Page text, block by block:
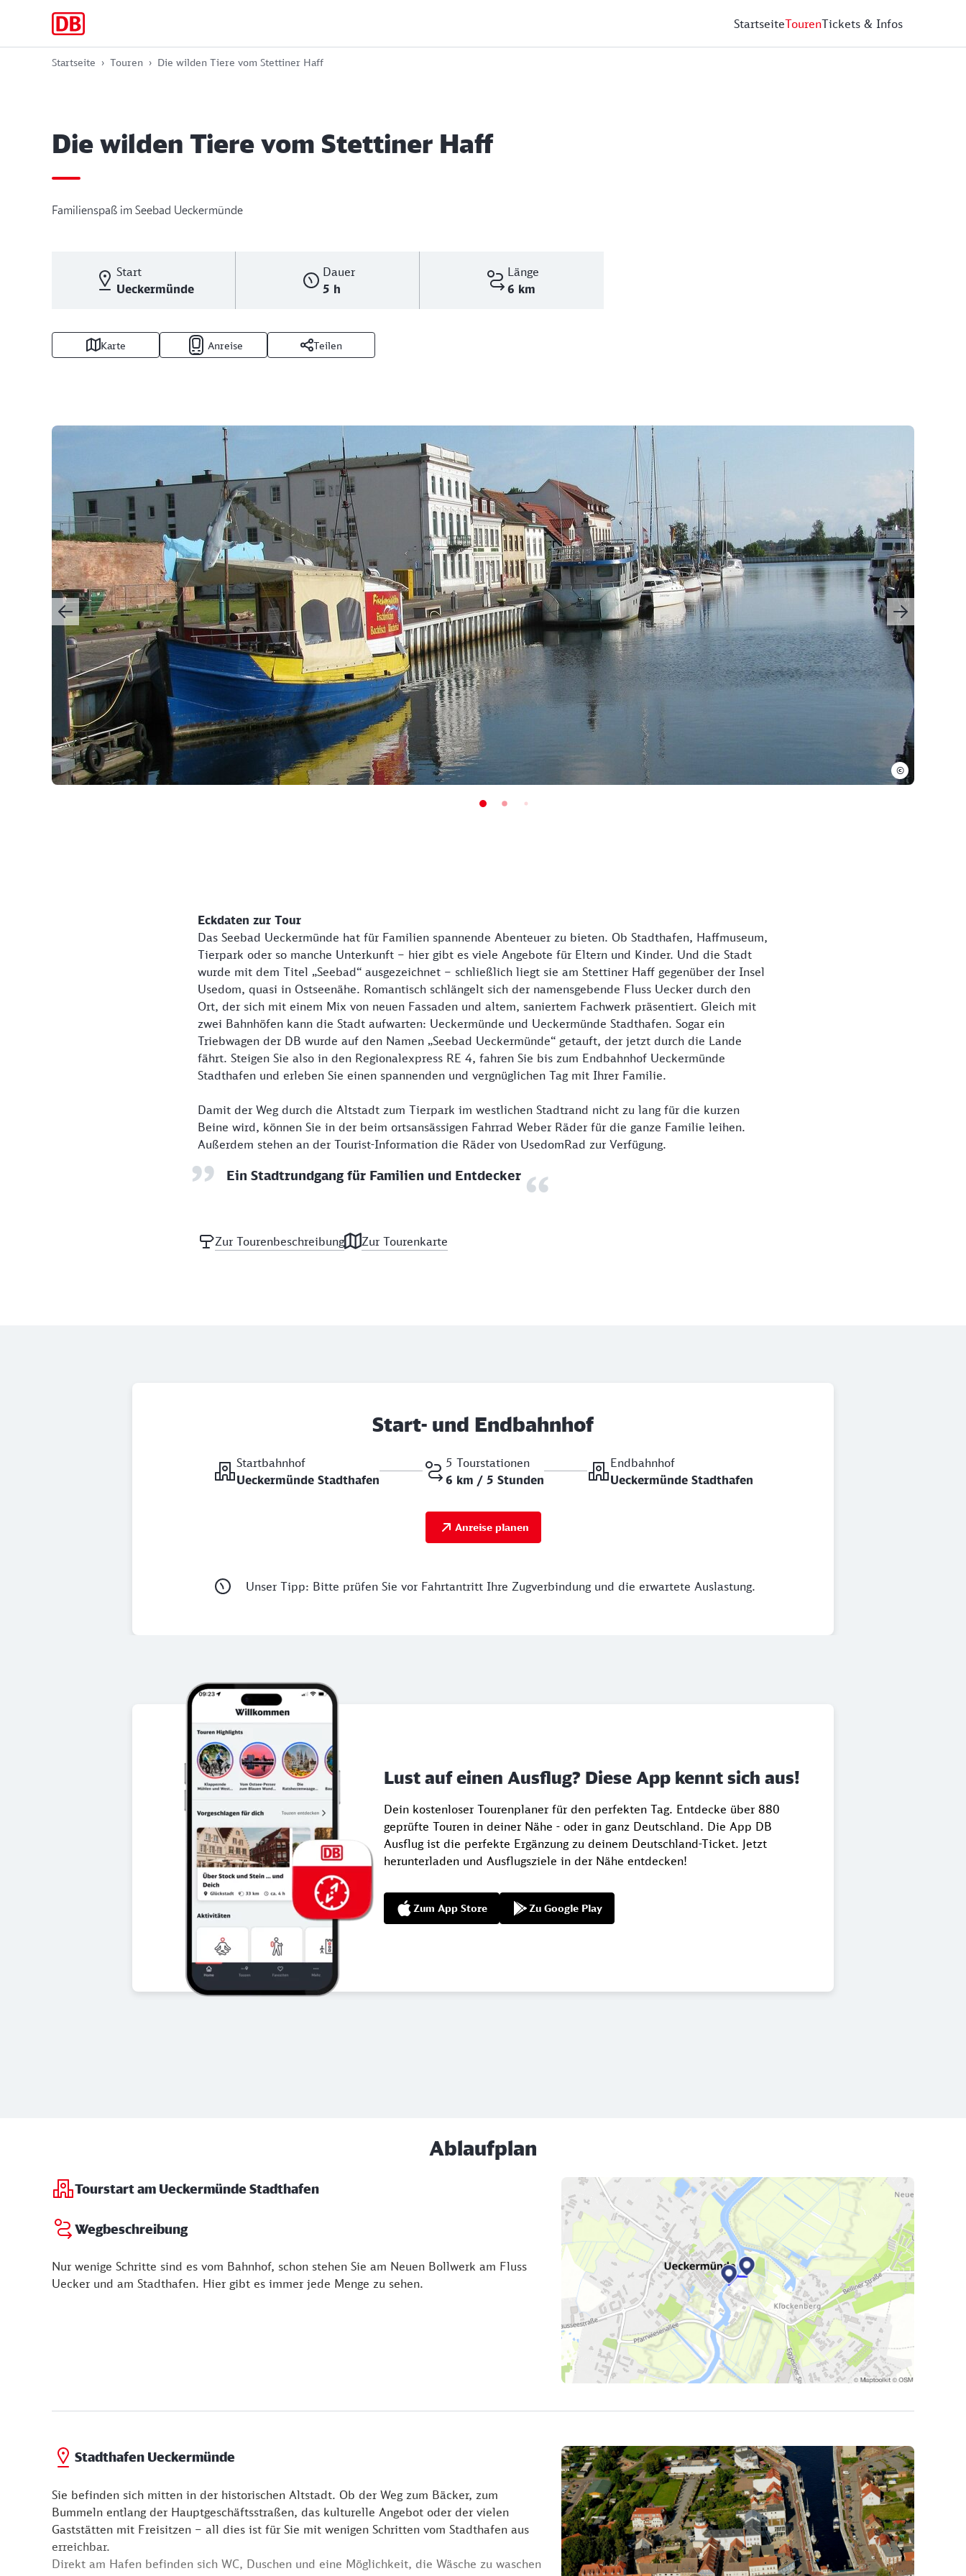
StartseiteTourenTickets & Infos
Startseite Touren Die wilden Tiere vom Stettiner Haff
Die wilden Tiere vom Stettiner Haff
Familienspaß im Seebad Ueckermünde
Start
Ueckermünde
Dauer
5 h
Länge
6 km
Karte Anreise Teilen
©
Eckdaten zur Tour
Das Seebad Ueckermünde hat für Familien spannende Abenteuer zu bieten. Ob Stadthafen, Haffmuseum,
Tierpark oder so manche Unterkunft – hier gibt es viele Angebote für Eltern und Kinder. Und die Stadt
wurde mit dem Titel „Seebad“ ausgezeichnet – schließlich liegt sie am Stettiner Haff gegenüber der Insel
Usedom, quasi in Ostseenähe. Romantisch schlängelt sich der namensgebende Fluss Uecker durch den
Ort, der sich mit einem Mix von neuen Fassaden und altem, saniertem Fachwerk präsentiert. Gleich mit
zwei Bahnhöfen kann die Stadt aufwarten: Ueckermünde und Ueckermünde Stadthafen. Sogar ein
Triebwagen der DB wurde auf den Namen „Seebad Ueckermünde“ getauft, der jetzt durch die Lande
fährt. Steigen Sie also in den Regionalexpress RE 4, fahren Sie bis zum Endbahnhof Ueckermünde
Stadthafen und erleben Sie einen spannenden und vergnüglichen Tag mit Ihrer Familie.
Damit der Weg durch die Altstadt zum Tierpark im westlichen Stadtrand nicht zu lang für die kurzen
Beine wird, können Sie in der beim ortsansässigen Fahrrad Weber Räder für die ganze Familie leihen.
Außerdem stehen an der Tourist-Information die Räder von UsedomRad zur Verfügung.
Ein Stadtrundgang für Familien und Entdecker
Zur Tourenbeschreibung Zur Tourenkarte
Start- und Endbahnhof
Startbahnhof
Ueckermünde Stadthafen
5 Tourstationen
6 km / 5 Stunden
Endbahnhof
Ueckermünde Stadthafen
Anreise planen
Unser Tipp: Bitte prüfen Sie vor Fahrtantritt Ihre Zugverbindung und die erwartete Auslastung.
Lust auf einen Ausflug? Diese App kennt sich aus!
Dein kostenloser Tourenplaner für den perfekten Tag. Entdecke über 880
geprüfte Touren in deiner Nähe - oder in ganz Deutschland. Die App DB
Ausflug ist die perfekte Ergänzung zu deinem Deutschland-Ticket. Jetzt
herunterladen und Ausflugsziele in der Nähe entdecken!
Zum App Store Zu Google Play
Ablaufplan
Tourstart am Ueckermünde Stadthafen
Wegbeschreibung
Nur wenige Schritte sind es vom Bahnhof, schon stehen Sie am Neuen Bollwerk am Fluss
Uecker und am Stadthafen. Hier gibt es immer jede Menge zu sehen.
Stadthafen Ueckermünde
Sie befinden sich mitten in der historischen Altstadt. Ob der Weg zum Bäcker, zum
Bummeln entlang der Hauptgeschäftsstraßen, das kulturelle Angebot oder der vielen
Gaststätten mit Freisitzen – all dies ist für Sie mit wenigen Schritten vom Stadthafen aus
erreichbar.
Direkt am Hafen befinden sich WC, Duschen und eine Möglichkeit, die Wäsche zu waschen